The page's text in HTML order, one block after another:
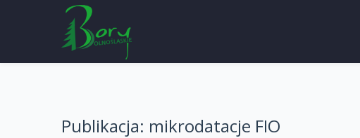
Publikacja: mikrodatacje FIO